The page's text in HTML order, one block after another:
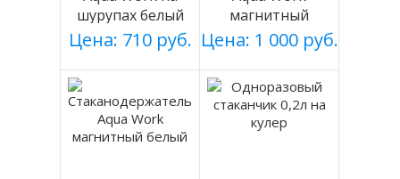
шурупах белый
Цена: 710 руб.
магнитный
серебро
Цена: 1 000 руб.